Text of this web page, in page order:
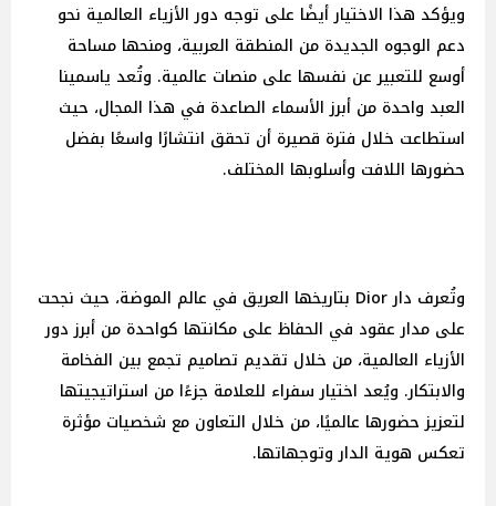
ويؤكد هذا الاختيار أيضًا على توجه دور الأزياء العالمية نحو
دعم الوجوه الجديدة من المنطقة العربية، ومنحها مساحة
أوسع للتعبير عن نفسها على منصات عالمية. وتُعد ياسمينا
العبد واحدة من أبرز الأسماء الصاعدة في هذا المجال، حيث
استطاعت خلال فترة قصيرة أن تحقق انتشارًا واسعًا بفضل
حضورها اللافت وأسلوبها المختلف.
وتُعرف دار Dior بتاريخها العريق في عالم الموضة، حيث نجحت
على مدار عقود في الحفاظ على مكانتها كواحدة من أبرز دور
الأزياء العالمية، من خلال تقديم تصاميم تجمع بين الفخامة
والابتكار. ويُعد اختيار سفراء للعلامة جزءًا من استراتيجيتها
لتعزيز حضورها عالميًا، من خلال التعاون مع شخصيات مؤثرة
تعكس هوية الدار وتوجهاتها.